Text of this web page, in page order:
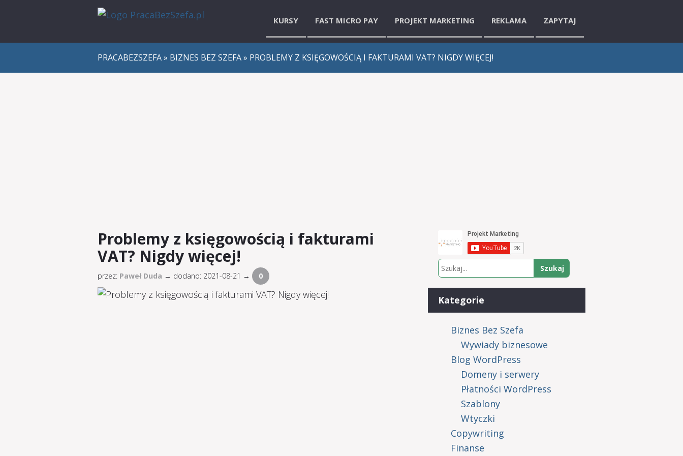
KURSY FAST MICRO PAY PROJEKT MARKETING REKLAMA ZAPYTAJ
PRACABEZSZEFA» BIZNES BEZ SZEFA» PROBLEMY Z KSIĘGOWOŚCIĄ I FAKTURAMI VAT? NIGDY WIĘCEJ!
Problemy z księgowością i fakturami
VAT? Nigdy więcej!
przez: Paweł Duda → dodano: 2021-08-21 → 0
Kategorie
Biznes Bez Szefa
Wywiady biznesowe
Blog WordPress
Domeny i serwery
Płatności WordPress
Szablony
Wtyczki
Copywriting
Finanse